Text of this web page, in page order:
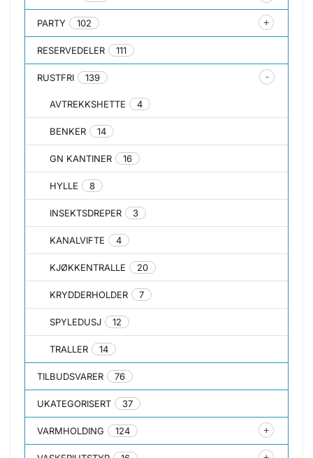
PARTY 102
RESERVEDELER 111
RUSTFRI 139
AVTREKKSHETTE 4
BENKER 14
GN KANTINER 16
HYLLE 8
INSEKTSDREPER 3
KANALVIFTE 4
KJØKKENTRALLE 20
KRYDDERHOLDER 7
SPYLEDUSJ 12
TRALLER 14
TILBUDSVARER 76
UKATEGORISERT 37
VARMHOLDING 124